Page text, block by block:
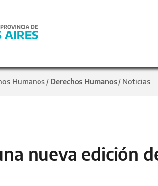
Humanos / Derechos Humanos / Noticias
nueva edición